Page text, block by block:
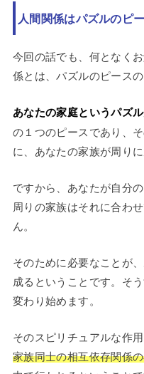
人間関係はパズルのピ
今回の話でも、何となく
係とは、パズルのピースの
あなたの家庭というパズル
の１つのピースであり、
に、あなたの家族が周りに
ですから、あなたが自分
周りの家族はそれに合わ
ん。
そのために必要なことが
成るということです。そ
変わり始めます。
そのスピリチュアルな作
家族同士の相互依存関係